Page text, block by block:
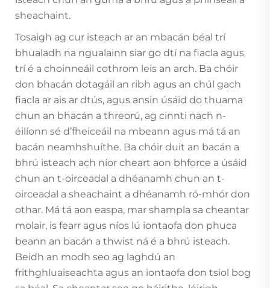
sheachaint.
Tosaigh ag cur isteach ar an mbacán béal trí
bhualadh na ngualainn siar go dtí na fiacla agus
trí é a choinneáil cothrom leis an arch. Ba chóir
don bhacán dotagáil an ribh agus an chúl gach
fiacla ar ais ar dtús, agus ansin úsáid do thuama
chun an bhacán a threorú, ag cinnti nach n-
éilíonn sé d’fheiceáil na mbeann agus má tá an
bacán neamhshuíthe. Ba chóir duit an bacán a
bhrú isteach ach níor cheart aon bhforce a úsáid
chun an t-oirceadal a dhéanamh chun an t-
oirceadal a sheachaint a dhéanamh ró-mhór don
othar. Má tá aon easpa, mar shampla sa cheantar
molair, is fearr agus níos lú iontaofa don phuca
beann an bacán a thwist ná é a bhrú isteach.
Beidh an modh seo ag laghdú an
frithghluaiseachta agus an iontaofa don tsiol bog